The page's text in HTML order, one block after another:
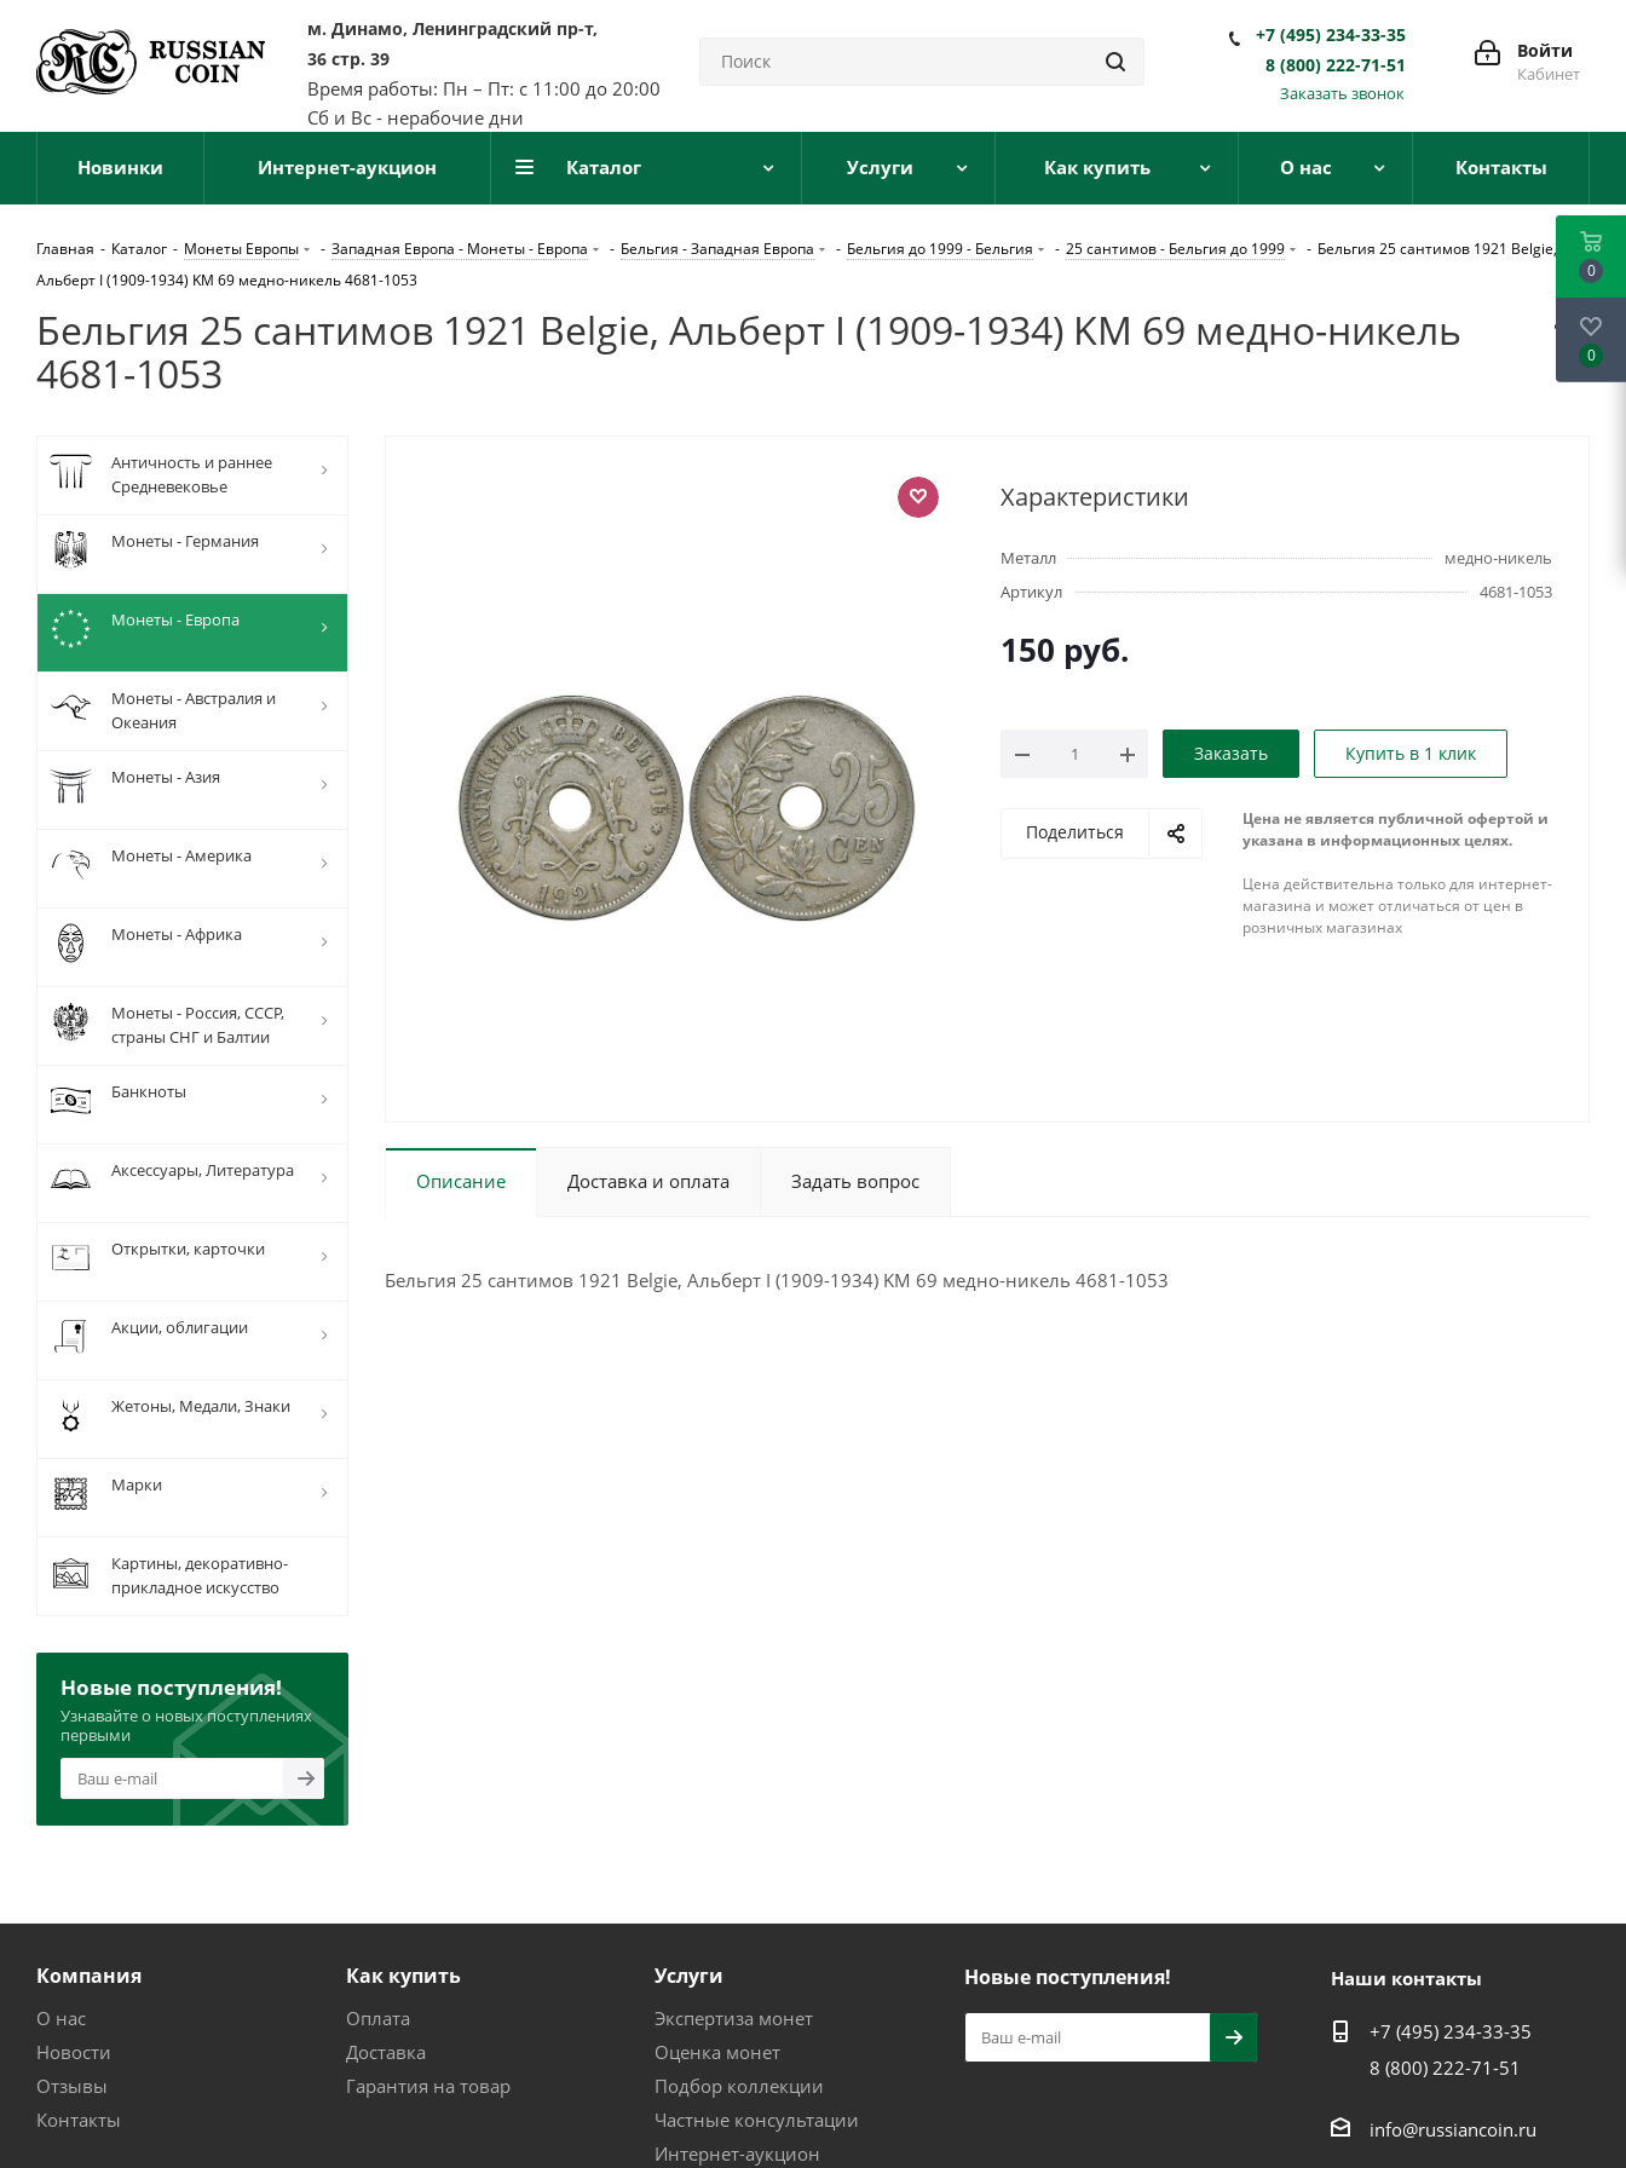
м. Динамо, Ленинградский пр-т,
36 стр. 39
Время работы: Пн – Пт: с 11:00 до 20:00
Сб и Вс - нерабочие дни
Войти
Кабинет
+7 (495) 234-33-35
8 (800) 222-71-51
Заказать звонок
Новинки Интернет-аукцион Каталог Услуги Как купить О нас Контакты
Главная - Каталог - Монеты Европы - Западная Европа - Монеты - Европа - Бельгия - Западная Европа - Бельгия до 1999 - Бельгия - 25 сантимов - Бельгия до 1999 - Бельгия 25 сантимов 1921 Belgie,
Альберт I (1909-1934) KM 69 медно-никель 4681-1053
Бельгия 25 сантимов 1921 Belgie, Альберт I (1909-1934) KM 69 медно-никель
4681-1053
Характеристики
Металл
медно-никель
Артикул
4681-1053
150 руб.
Заказать Купить в 1 клик
Поделиться
Цена не является публичной офертой и
указана в информационных целях.
Цена действительна только для интернет-
магазина и может отличаться от цен в
розничных магазинах
Описание Доставка и оплата Задать вопрос
Бельгия 25 сантимов 1921 Belgie, Альберт I (1909-1934) KM 69 медно-никель 4681-1053
Античность и раннее
Средневековье
Монеты - Германия
Монеты - Европа
Монеты - Австралия и
Океания
Монеты - Азия
Монеты - Америка
Монеты - Африка
Монеты - Россия, СССР,
страны СНГ и Балтии
Банкноты
Аксессуары, Литература
Открытки, карточки
Акции, облигации
Жетоны, Медали, Знаки
Марки
Картины, декоративно-
прикладное искусство
Новые поступления!
Узнавайте о новых поступлениях
первыми
Компания
О нас
Новости
Отзывы
Контакты
Как купить
Оплата
Доставка
Гарантия на товар
Услуги
Экспертиза монет
Оценка монет
Подбор коллекции
Частные консультации
Интернет-аукцион
Новые поступления! Наши контакты
+7 (495) 234-33-35
8 (800) 222-71-51
info@russiancoin.ru
0
0